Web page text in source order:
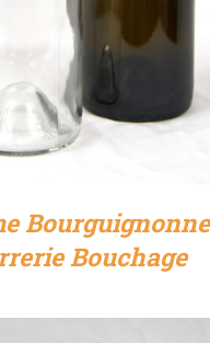
Bourguignonne
Bouchage